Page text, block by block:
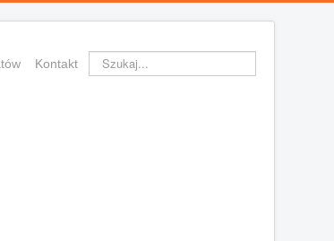
Kontakt Szukaj...